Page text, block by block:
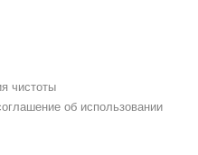
чистоты
об использовании